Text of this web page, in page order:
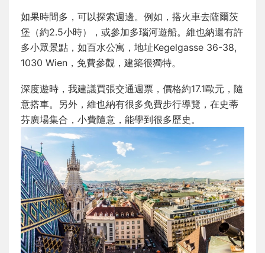
如果時間多，可以探索週邊。例如，搭火車去薩爾茨
堡（約2.5小時），或參加多瑙河遊船。維也納還有許
多小眾景點，如百水公寓，地址Kegelgasse 36-38,
1030 Wien，免費參觀，建築很獨特。
深度遊時，我建議買張交通週票，價格約17.1歐元，隨
意搭車。另外，維也納有很多免費步行導覽，在史蒂
芬廣場集合，小費隨意，能學到很多歷史。